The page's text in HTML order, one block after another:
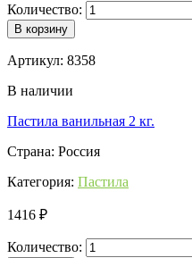
Количество:
В корзину
Артикул: 8358
В наличии
Пастила ванильная 2 кг.
Страна: Россия
Категория: Пастила
1416 ₽
Количество: